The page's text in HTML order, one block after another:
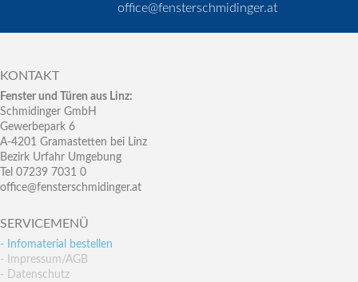
office@fensterschmidinger.at
KONTAKT
Fenster und Türen aus Linz:
Schmidinger GmbH
Gewerbepark 6
A-4201 Gramastetten bei Linz
Bezirk Urfahr Umgebung
Tel 07239 7031 0
office@fensterschmidinger.at
SERVICEMENÜ
- Infomaterial bestellen
- Impressum/AGB
- Datenschutz